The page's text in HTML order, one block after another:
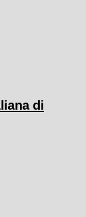
di